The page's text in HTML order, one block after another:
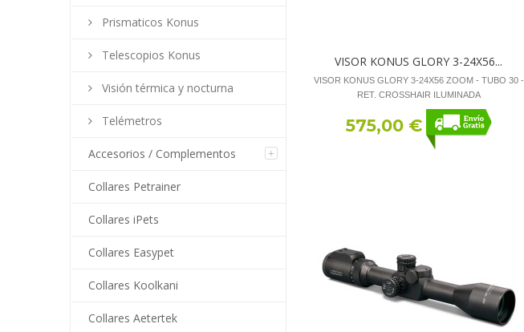
Prismaticos Konus
Telescopios Konus
Visión térmica y nocturna
Telémetros
Accesorios / Complementos
Collares Petrainer
Collares iPets
Collares Easypet
Collares Koolkani
Collares Aetertek
VISOR KONUS GLORY 3-24X56...
VISOR KONUS GLORY 3-24X56 ZOOM - TUBO 30 -
RET. CROSSHAIR ILUMINADA
575,00 €